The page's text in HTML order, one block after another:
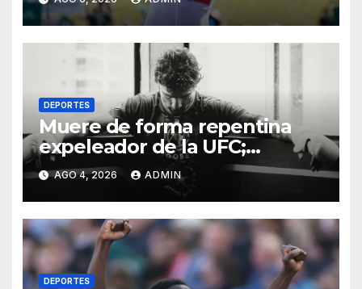
DEPORTES
Muere de forma repentina
expeleador de la UFC;
investigan las causas
AGO 4, 2026 ADMIN
DEPORTES